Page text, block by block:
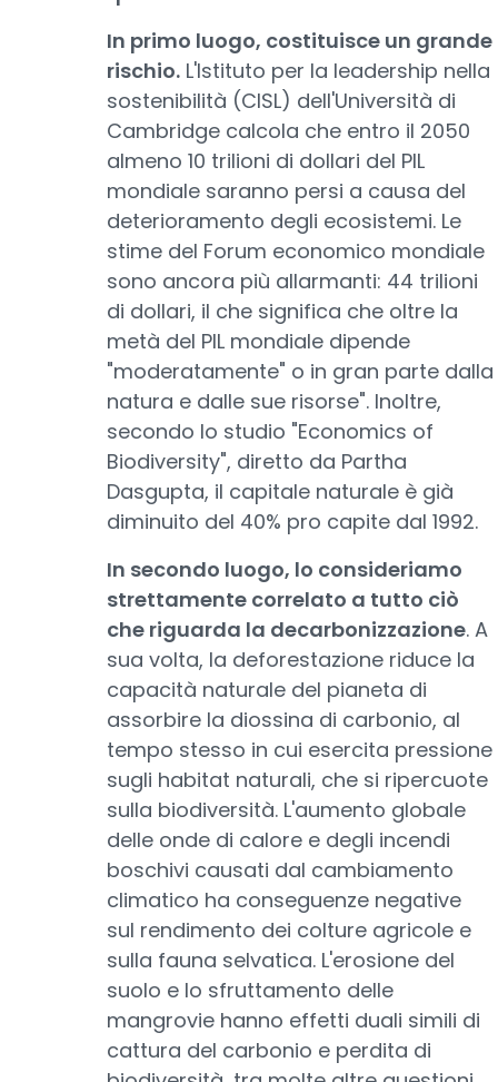
In primo luogo, costituisce un grande
rischio. L'Istituto per la leadership nella
sostenibilità (CISL) dell'Università di
Cambridge calcola che entro il 2050
almeno 10 trilioni di dollari del PIL
mondiale saranno persi a causa del
deterioramento degli ecosistemi. Le
stime del Forum economico mondiale
sono ancora più allarmanti: 44 trilioni
di dollari, il che significa che oltre la
metà del PIL mondiale dipende
"moderatamente" o in gran parte dalla
natura e dalle sue risorse". Inoltre,
secondo lo studio "Economics of
Biodiversity", diretto da Partha
Dasgupta, il capitale naturale è già
diminuito del 40% pro capite dal 1992.
In secondo luogo, lo consideriamo
strettamente correlato a tutto ciò
che riguarda la decarbonizzazione. A
sua volta, la deforestazione riduce la
capacità naturale del pianeta di
assorbire la diossina di carbonio, al
tempo stesso in cui esercita pressione
sugli habitat naturali, che si ripercuote
sulla biodiversità. L'aumento globale
delle onde di calore e degli incendi
boschivi causati dal cambiamento
climatico ha conseguenze negative
sul rendimento dei colture agricole e
sulla fauna selvatica. L'erosione del
suolo e lo sfruttamento delle
mangrovie hanno effetti duali simili di
cattura del carbonio e perdita di